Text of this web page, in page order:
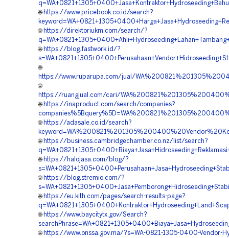
🌐 https://www.pricebook.co.id/search?
🌐 https://direktoriukm.com/search/?
🌐 https://blog.fastwork.id/?
🌐
https://www.ruparupa.com/jual/
🌐
https://ruangjual.com/cari/
🌐 https://inaproduct.com/search/companies?
🌐 https://adasale.co.id/search?
🌐 https://business.cambridgechamber.co.nz/list/search?
🌐 https://halojasa.com/blog/?
🌐 https://blog.stremio.com/?
🌐 https://eu.kith.com/pages/search-results-page?
🌐 https://www.baycitytx.gov/Search?
🌐 https://www.onssa.gov.ma/?s=WA-0821-1305-0400-Vendor-